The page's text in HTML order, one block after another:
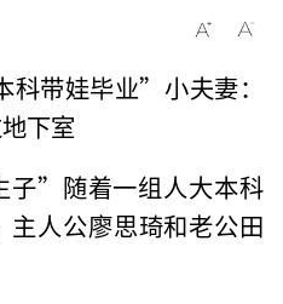
带娃毕业”小夫妻：
下室
子”随着一组人大本科
人公廖思琦和老公田